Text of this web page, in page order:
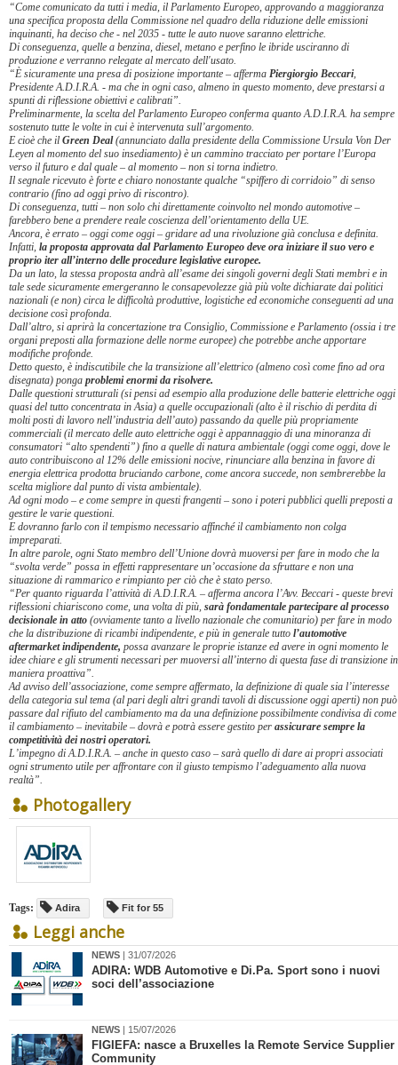
“Come comunicato da tutti i media, il Parlamento Europeo, approvando a maggioranza
una specifica proposta della Commissione nel quadro della riduzione delle emissioni
inquinanti, ha deciso che - nel 2035 - tutte le auto nuove saranno elettriche.
Di conseguenza, quelle a benzina, diesel, metano e perfino le ibride usciranno di
produzione e verranno relegate al mercato dell'usato.
“È sicuramente una presa di posizione importante – afferma Piergiorgio Beccari,
Presidente A.D.I.R.A. - ma che in ogni caso, almeno in questo momento, deve prestarsi a
spunti di riflessione obiettivi e calibrati”.
Preliminarmente, la scelta del Parlamento Europeo conferma quanto A.D.I.R.A. ha sempre
sostenuto tutte le volte in cui è intervenuta sull’argomento.
E cioè che il Green Deal(annunciato dalla presidente della Commissione Ursula Von Der
Leyen al momento del suo insediamento) è un cammino tracciato per portare l’Europa
verso il futuro e dal quale – al momento – non si torna indietro.
Il segnale ricevuto è forte e chiaro nonostante qualche “spiffero di corridoio” di senso
contrario (fino ad oggi privo di riscontro).
Di conseguenza, tutti – non solo chi direttamente coinvolto nel mondo automotive –
farebbero bene a prendere reale coscienza dell’orientamento della UE.
Ancora, è errato – oggi come oggi – gridare ad una rivoluzione già conclusa e definita.
Infatti, la proposta approvata dal Parlamento Europeo deve ora iniziare il suo vero e
proprio iter all’interno delle procedure legislative europee.
Da un lato, la stessa proposta andrà all’esame dei singoli governi degli Stati membri e in
tale sede sicuramente emergeranno le consapevolezze già più volte dichiarate dai politici
nazionali (e non) circa le difficoltà produttive, logistiche ed economiche conseguenti ad una
decisione così profonda.
Dall’altro, si aprirà la concertazione tra Consiglio, Commissione e Parlamento (ossia i tre
organi preposti alla formazione delle norme europee) che potrebbe anche apportare
modifiche profonde.
Detto questo, è indiscutibile che la transizione all’elettrico (almeno così come fino ad ora
disegnata) ponga problemi enormi da risolvere.
Dalle questioni strutturali (si pensi ad esempio alla produzione delle batterie elettriche oggi
quasi del tutto concentrata in Asia) a quelle occupazionali (alto è il rischio di perdita di
molti posti di lavoro nell’industria dell’auto) passando da quelle più propriamente
commerciali (il mercato delle auto elettriche oggi è appannaggio di una minoranza di
consumatori “alto spendenti”) fino a quelle di natura ambientale (oggi come oggi, dove le
auto contribuiscono al 12% delle emissioni nocive, rinunciare alla benzina in favore di
energia elettrica prodotta bruciando carbone, come ancora succede, non sembrerebbe la
scelta migliore dal punto di vista ambientale).
Ad ogni modo – e come sempre in questi frangenti – sono i poteri pubblici quelli preposti a
gestire le varie questioni.
E dovranno farlo con il tempismo necessario affinché il cambiamento non colga
impreparati.
In altre parole, ogni Stato membro dell’Unione dovrà muoversi per fare in modo che la
“svolta verde” possa in effetti rappresentare un’occasione da sfruttare e non una
situazione di rammarico e rimpianto per ciò che è stato perso.
“Per quanto riguarda l’attività di A.D.I.R.A. – afferma ancora l’Avv. Beccari - queste brevi
riflessioni chiariscono come, una volta di più, sarà fondamentale partecipare al processo
decisionale in atto (ovviamente tanto a livello nazionale che comunitario) per fare in modo
che la distribuzione di ricambi indipendente, e più in generale tutto l’automotive
aftermarket indipendente, possa avanzare le proprie istanze ed avere in ogni momento le
idee chiare e gli strumenti necessari per muoversi all’interno di questa fase di transizione in
maniera proattiva”.
Ad avviso dell’associazione, come sempre affermato, la definizione di quale sia l’interesse
della categoria sul tema (al pari degli altri grandi tavoli di discussione oggi aperti) non può
passare dal rifiuto del cambiamento ma da una definizione possibilmente condivisa di come
il cambiamento – inevitabile – dovrà e potrà essere gestito per assicurare sempre la
competitività dei nostri operatori.
L’impegno di A.D.I.R.A. – anche in questo caso – sarà quello di dare ai propri associati
ogni strumento utile per affrontare con il giusto tempismo l’adeguamento alla nuova
realtà”.
Photogallery
Tags: Adira Fit for 55
Leggi anche
NEWS | 31/07/2026
​ADIRA: WDB Automotive e Di.Pa. Sport sono i nuovi
soci dell’associazione
NEWS | 15/07/2026
​FIGIEFA: nasce a Bruxelles la Remote Service Supplier
Community